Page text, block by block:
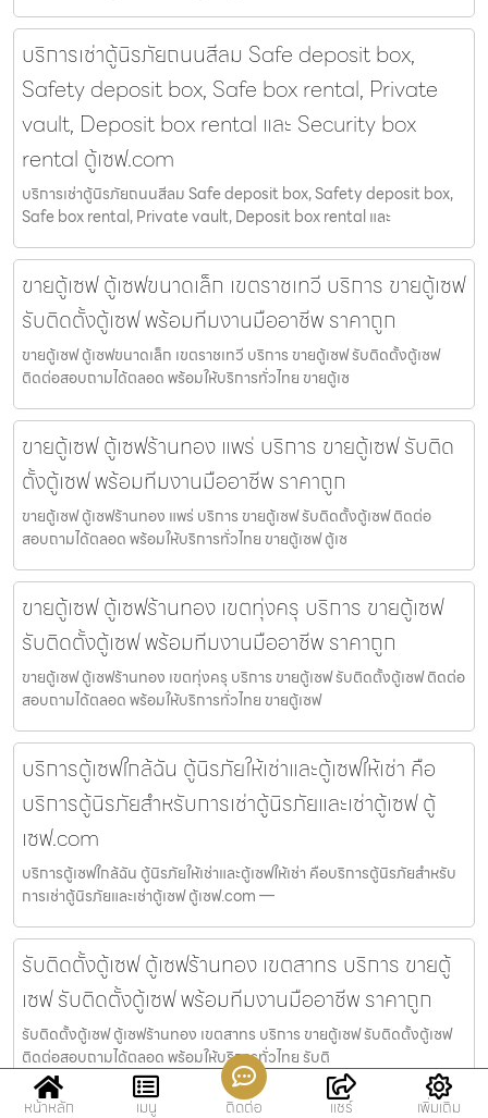
บริการเช่าตู้นิรภัยถนนสีลม Safe deposit box,
Safety deposit box, Safe box rental, Private
vault, Deposit box rental และ Security box
rental ตู้เซฟ.com
บริการเช่าตู้นิรภัยถนนสีลม Safe deposit box, Safety deposit box,
Safe box rental, Private vault, Deposit box rental และ
ขายตู้เซฟ ตู้เซฟขนาดเล็ก เขตราชเทวี บริการ ขายตู้เซฟ
รับติดตั้งตู้เซฟ พร้อมทีมงานมืออาชีพ ราคาถูก
ขายตู้เซฟ ตู้เซฟขนาดเล็ก เขตราชเทวี บริการ ขายตู้เซฟ รับติดตั้งตู้เซฟ
ติดต่อสอบถามได้ตลอด พร้อมให้บริการทั่วไทย ขายตู้เซ
ขายตู้เซฟ ตู้เซฟร้านทอง แพร่ บริการ ขายตู้เซฟ รับติด
ตั้งตู้เซฟ พร้อมทีมงานมืออาชีพ ราคาถูก
ขายตู้เซฟ ตู้เซฟร้านทอง แพร่ บริการ ขายตู้เซฟ รับติดตั้งตู้เซฟ ติดต่อ
สอบถามได้ตลอด พร้อมให้บริการทั่วไทย ขายตู้เซฟ ตู้เซ
ขายตู้เซฟ ตู้เซฟร้านทอง เขตทุ่งครุ บริการ ขายตู้เซฟ
รับติดตั้งตู้เซฟ พร้อมทีมงานมืออาชีพ ราคาถูก
ขายตู้เซฟ ตู้เซฟร้านทอง เขตทุ่งครุ บริการ ขายตู้เซฟ รับติดตั้งตู้เซฟ ติดต่อ
สอบถามได้ตลอด พร้อมให้บริการทั่วไทย ขายตู้เซฟ
บริการตู้เซฟใกล้ฉัน ตู้นิรภัยให้เช่าและตู้เซฟให้เช่า คือ
บริการตู้นิรภัยสำหรับการเช่าตู้นิรภัยและเช่าตู้เซฟ ตู้
เซฟ.com
บริการตู้เซฟใกล้ฉัน ตู้นิรภัยให้เช่าและตู้เซฟให้เช่า คือบริการตู้นิรภัยสำหรับ
การเช่าตู้นิรภัยและเช่าตู้เซฟ ตู้เซฟ.com —
รับติดตั้งตู้เซฟ ตู้เซฟร้านทอง เขตสาทร บริการ ขายตู้
เซฟ รับติดตั้งตู้เซฟ พร้อมทีมงานมืออาชีพ ราคาถูก
รับติดตั้งตู้เซฟ ตู้เซฟร้านทอง เขตสาทร บริการ ขายตู้เซฟ รับติดตั้งตู้เซฟ
ติดต่อสอบถามได้ตลอด พร้อมให้บริการทั่วไทย รับติ
หน้าหลัก เมนู ติดต่อ แชร์ เพิ่มเติม